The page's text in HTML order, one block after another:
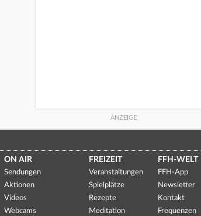
ON AIR
Sendungen
Aktionen
Videos
Webcams
FREIZEIT
Veranstaltungen
Spielplätze
Rezepte
Meditation
FFH-WELT
FFH-App
Newsletter
Kontakt
Frequenzen